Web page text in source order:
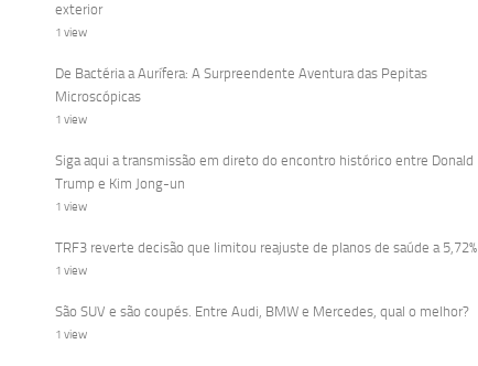
exterior
1 view
De Bactéria a Aurífera: A Surpreendente Aventura das Pepitas
Microscópicas
1 view
Siga aqui a transmissão em direto do encontro histórico entre Donald
Trump e Kim Jong-un
1 view
TRF3 reverte decisão que limitou reajuste de planos de saúde a 5,72%
1 view
São SUV e são coupés. Entre Audi, BMW e Mercedes, qual o melhor?
1 view